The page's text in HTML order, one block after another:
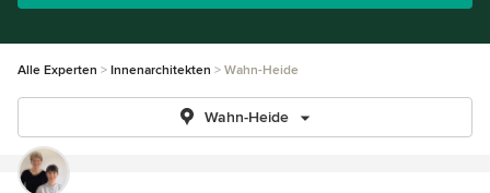
Alle Experten Innenarchitekten Wahn-Heide
Wahn-Heide